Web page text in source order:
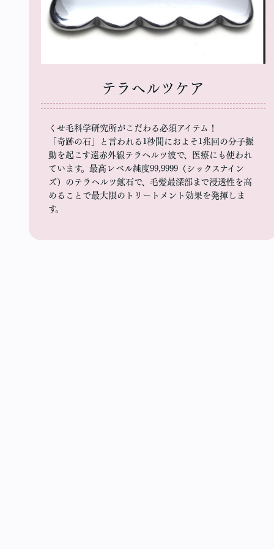
テラヘルツケア
くせ毛科学研究所がこだわる必須アイテム！
「奇跡の石」と言われる1秒間におよそ1兆回の分子振
動を起こす遠赤外線テラヘルツ波で、医療にも使われ
ています。最高レベル純度99,9999（シックスナイン
ズ）のテラヘルツ鉱石で、毛髪最深部まで浸透性を高
めることで最大限のトリートメント効果を発揮しま
す。